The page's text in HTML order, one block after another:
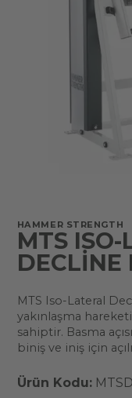
HAMMER STRENGTH
MTS ISO-
DECLINE
MTS Iso-Lateral
yakınlaşma hareketi
sahiptir. Basma
biniş ve iniş için
Ürün Kodu: